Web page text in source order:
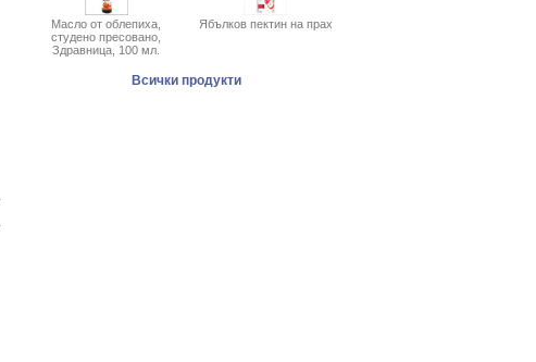
Масло от облепиха,
студено пресовано,
Здравница, 100 мл.
Ябълков пектин на прах
Всички продукти